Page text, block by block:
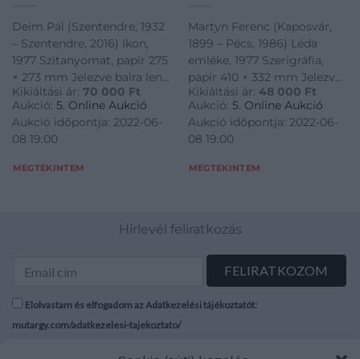
Deim Pál (Szentendre, 1932
– Szentendre, 2016) Ikon,
1977 Szitanyomat, papír 275
× 273 mm Jelezve balra lent:
Ikon 38/40 Jelezve jobbra
lent: Deim Pál / 1977
Kikiáltási ár: 70 000 Ft
Aukció: 5. Online Aukció
Aukció időpontja: 2022-06-
08 19:00
MEGTEKINTEM
Martyn Ferenc (Kaposvár,
1899 – Pécs, 1986) Léda
emléke, 1977 Szerigráfia,
papír 410 × 332 mm Jelezve
középen lent: CV/43 Jelezve
jobbra lent: Martyn 1977
Kikiáltási ár: 48 000 Ft
Aukció: 5. Online Aukció
Aukció időpontja: 2022-06-
08 19:00
MEGTEKINTEM
Hírlevél feliratkozás
Elolvastam és elfogadom az Adatkezelési tájékoztatót:
mutargy.com/adatkezelesi-tajekoztato/